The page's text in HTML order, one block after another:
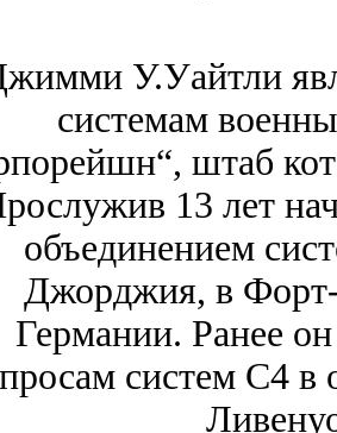
У.Уайтли
системам
штаб
13 лет
объединением
Джорджия, в
Германии. Ранее
систем С4 в